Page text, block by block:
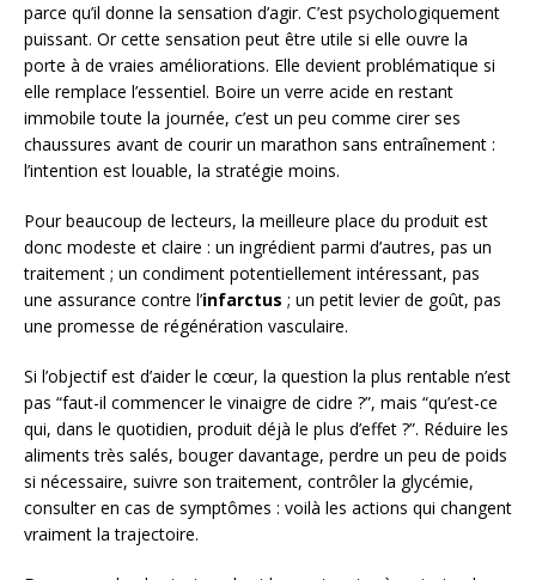
parce qu’il donne la sensation d’agir. C’est psychologiquement
puissant. Or cette sensation peut être utile si elle ouvre la
porte à de vraies améliorations. Elle devient problématique si
elle remplace l’essentiel. Boire un verre acide en restant
immobile toute la journée, c’est un peu comme cirer ses
chaussures avant de courir un marathon sans entraînement :
l’intention est louable, la stratégie moins.
Pour beaucoup de lecteurs, la meilleure place du produit est
donc modeste et claire : un ingrédient parmi d’autres, pas un
traitement ; un condiment potentiellement intéressant, pas
une assurance contre l’infarctus ; un petit levier de goût, pas
une promesse de régénération vasculaire.
Si l’objectif est d’aider le cœur, la question la plus rentable n’est
pas “faut-il commencer le vinaigre de cidre ?”, mais “qu’est-ce
qui, dans le quotidien, produit déjà le plus d’effet ?”. Réduire les
aliments très salés, bouger davantage, perdre un peu de poids
si nécessaire, suivre son traitement, contrôler la glycémie,
consulter en cas de symptômes : voilà les actions qui changent
vraiment la trajectoire.